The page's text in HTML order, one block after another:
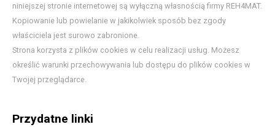
niniejszej stronie internetowej są wyłączną własnością firmy REH4MAT.
Kopiowanie lub powielanie w jakikolwiek sposób bez zgody
właściciela jest surowo zabronione.
Strona korzysta z plików cookies w celu realizacji usług. Możesz
określić warunki przechowywania lub dostępu do plików cookies w
Twojej przeglądarce.
Przydatne linki